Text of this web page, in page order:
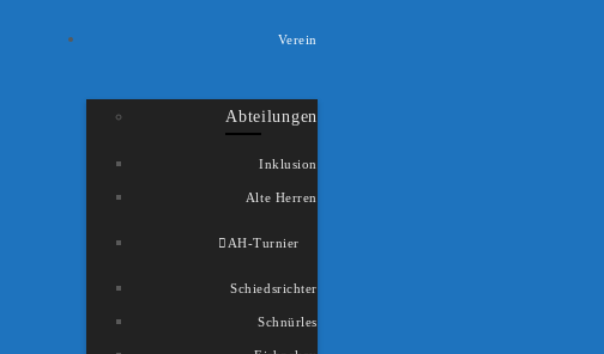
Verein
Abteilungen
Inklusion
Alte Herren
AH-Turnier
Schiedsrichter
Schnürles